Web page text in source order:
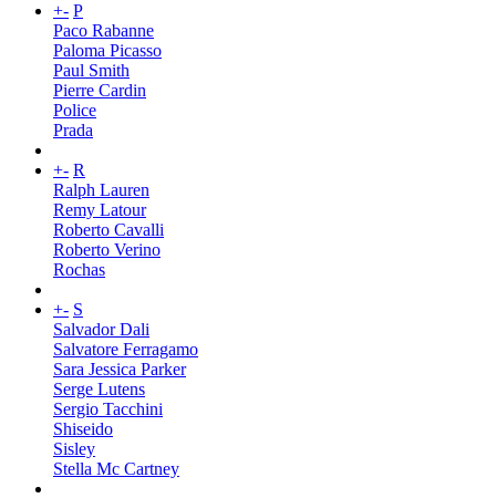
+- P
Paco Rabanne
Paloma Picasso
Paul Smith
Pierre Cardin
Police
Prada
+- R
Ralph Lauren
Remy Latour
Roberto Cavalli
Roberto Verino
Rochas
+- S
Salvador Dali
Salvatore Ferragamo
Sara Jessica Parker
Serge Lutens
Sergio Tacchini
Shiseido
Sisley
Stella Mc Cartney